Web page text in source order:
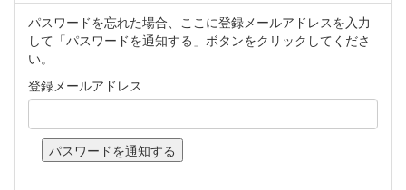
パスワードを忘れた場合、ここに登録メールアドレスを入力
して「パスワードを通知する」ボタンをクリックしてくださ
い。
登録メールアドレス